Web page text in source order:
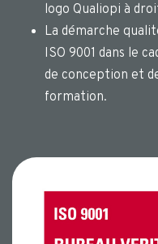
logo Qualiopi à
La démarche
ISO 9001 dans le
de conception et
formation.